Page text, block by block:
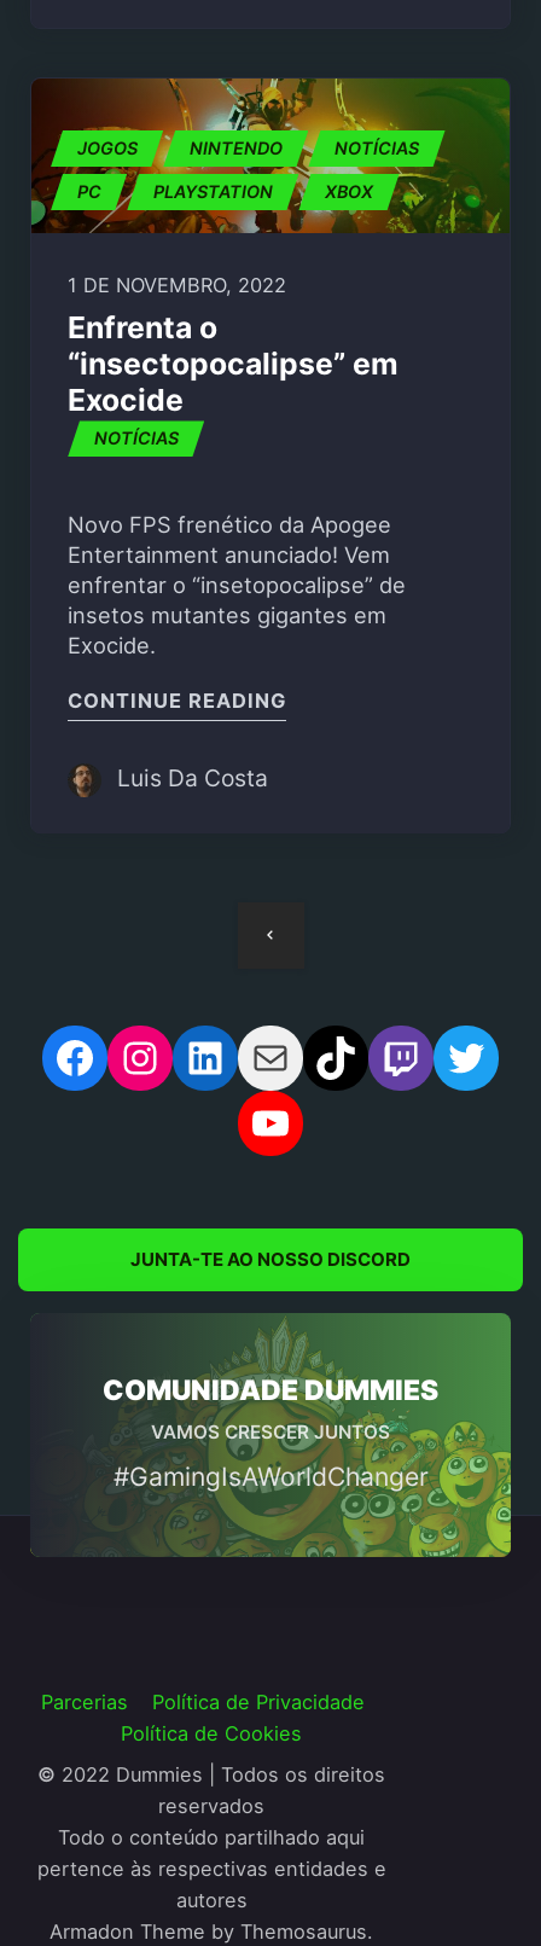
JOGOS NINTENDO NOTÍCIAS
PC PLAYSTATION XBOX
1 DE NOVEMBRO, 2022
Enfrenta o
“insectopocalipse” em
Exocide
NOTÍCIAS
Novo FPS frenético da Apogee
Entertainment anunciado! Vem
enfrentar o “insetopocalipse” de
insetos mutantes gigantes em
Exocide.
CONTINUE READING
Luis Da Costa
Facebook
Instagram
LinkedIn
MailTikTokTwitch
YouTube
JUNTA-TE AO NOSSO DISCORD
COMUNIDADE DUMMIES
VAMOS CRESCER JUNTOS
#GamingIsAWorldChanger
Parcerias
Política de Privacidade
Política de Cookies
© 2022 Dummies | Todos os direitos
reservados
Todo o conteúdo partilhado aqui
pertence às respectivas entidades e
autores
Armadon Theme by Themosaurus.